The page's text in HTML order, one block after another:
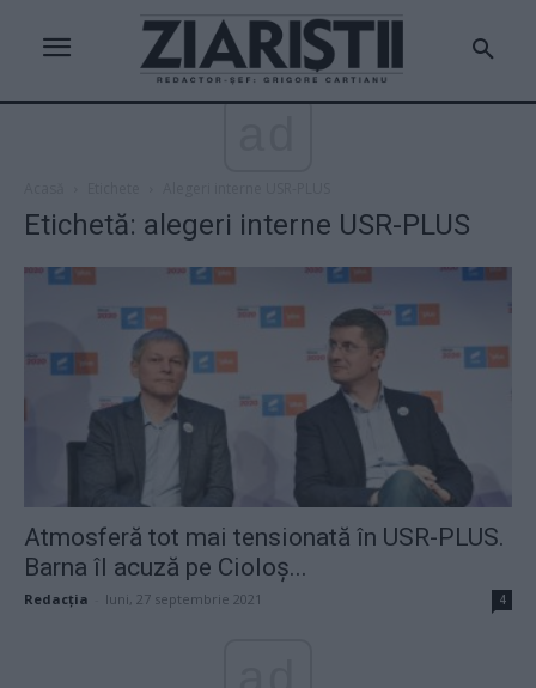
Etichetă: alegeri interne USR-PLUS
Atmosferă tot mai tensionată în USR-PLUS.
Barna îl acuză pe Cioloș...
Redacţia luni, 27 septembrie 2021 4